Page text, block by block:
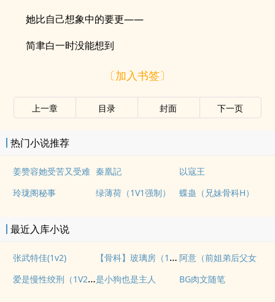
她比自己想象中的要更——
简聿白一时没能想到
〔加入书签〕
上一章 目录 封面 下一页
热门小说推荐
姜赞容她受苦又受难 秦凰記
以寇王
玲珑阁秘事
绿薄荷（1V1强制） 蝶蛊（兄妹骨科H）
最近入库小说
张武特佳(1v2) 【骨科】玻璃房（1v2H） 阿意（前姐弟后父女
爱是慢性绞刑（1V2，高H，bg，sc，伪骨科）是小狗也是主人 BG肉文随笔